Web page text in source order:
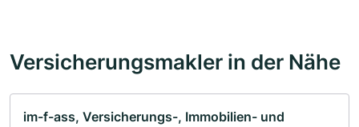
Versicherungsmakler in der Nähe
im-f-ass, Versicherungs-, Immobilien- und